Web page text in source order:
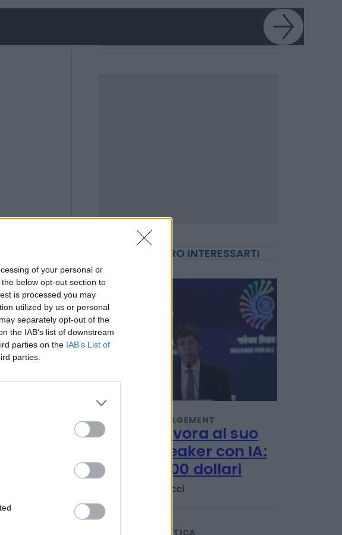
of your personal or
below opt-out section to
is processed you may
utilized by us or personal
separately opt-out of the
the IAB’s list of downstream
parties on the IAB’s List of
parties.
POTREBBERO INTERESSARTI
IMPRESA E MANAGEMENT
OpenAI lavora al suo
smart speaker con IA:
costerà 300 dollari